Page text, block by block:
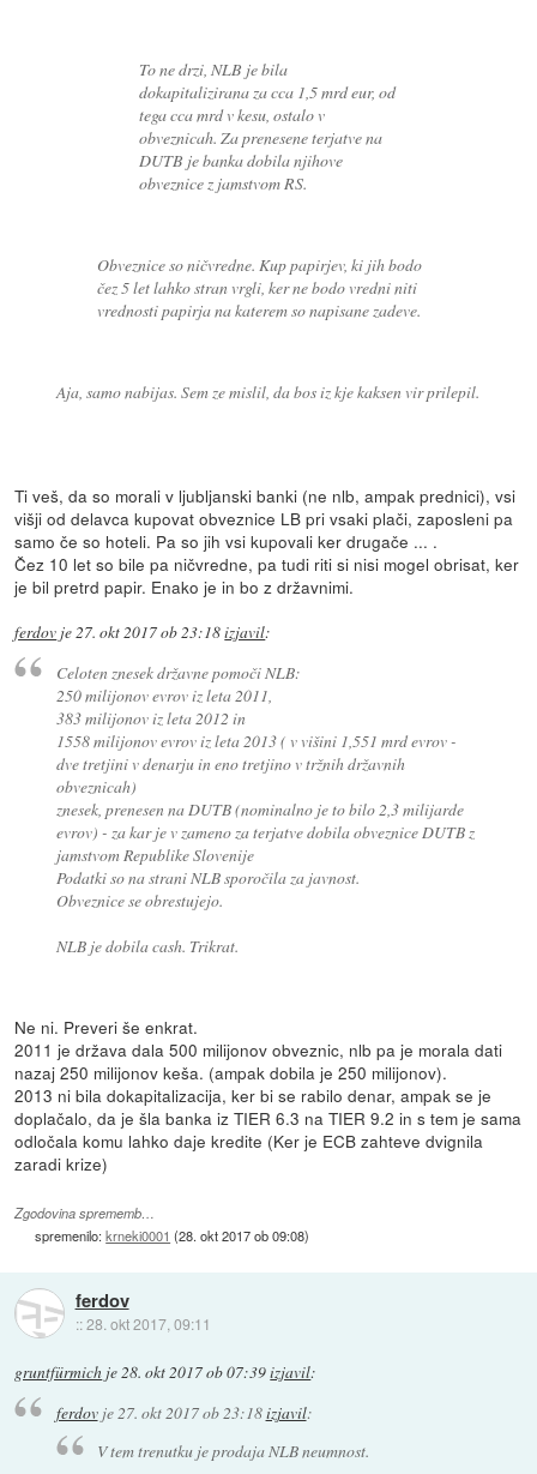
To ne drzi, NLB je bila
dokapitalizirana za cca 1,5 mrd eur, od
tega cca mrd v kesu, ostalo v
obveznicah. Za prenesene terjatve na
DUTB je banka dobila njihove
obveznice z jamstvom RS.
Obveznice so ničvredne. Kup papirjev, ki jih bodo
čez 5 let lahko stran vrgli, ker ne bodo vredni niti
vrednosti papirja na katerem so napisane zadeve.
Aja, samo nabijas. Sem ze mislil, da bos iz kje kaksen vir prilepil.
Ti veš, da so morali v ljubljanski banki (ne nlb, ampak prednici), vsi
višji od delavca kupovat obveznice LB pri vsaki plači, zaposleni pa
samo če so hoteli. Pa so jih vsi kupovali ker drugače ... .
Čez 10 let so bile pa ničvredne, pa tudi riti si nisi mogel obrisat, ker
je bil pretrd papir. Enako je in bo z državnimi.
ferdov je27. okt 2017 ob 23:18izjavil:
Celoten znesek državne pomoči NLB:
250 milijonov evrov iz leta 2011,
383 milijonov iz leta 2012 in
1558 milijonov evrov iz leta 2013 ( v višini 1,551 mrd evrov -
dve tretjini v denarju in eno tretjino v tržnih državnih
obveznicah)
znesek, prenesen na DUTB (nominalno je to bilo 2,3 milijarde
evrov) - za kar je v zameno za terjatve dobila obveznice DUTB z
jamstvom Republike Slovenije
Podatki so na strani NLB sporočila za javnost.
Obveznice se obrestujejo.
NLB je dobila cash. Trikrat.
Ne ni. Preveri še enkrat.
2011 je država dala 500 milijonov obveznic, nlb pa je morala dati
nazaj 250 milijonov keša. (ampak dobila je 250 milijonov).
2013 ni bila dokapitalizacija, ker bi se rabilo denar, ampak se je
doplačalo, da je šla banka iz TIER 6.3 na TIER 9.2 in s tem je sama
odločala komu lahko daje kredite (Ker je ECB zahteve dvignila
zaradi krize)
Zgodovina sprememb…
spremenilo:krneki0001 (28. okt 2017 ob 09:08)
ferdov
::28. okt 2017, 09:11
gruntfürmich je28. okt 2017 ob 07:39izjavil:
ferdovje 27. okt 2017 ob 23:18izjavil:
V tem trenutku je prodaja NLB neumnost.